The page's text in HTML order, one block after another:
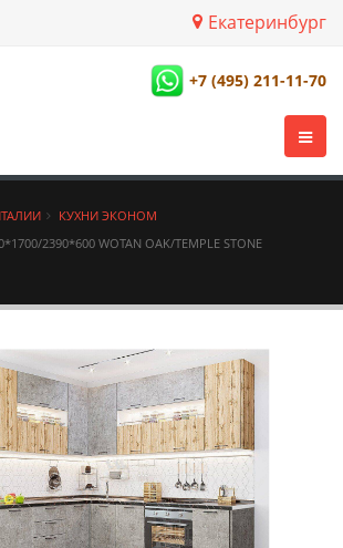
Екатеринбург
+7 (495) 211-11-70
КУХНИ ЭКОНОМ
2390*600 WOTAN OAK/TEMPLE STONE